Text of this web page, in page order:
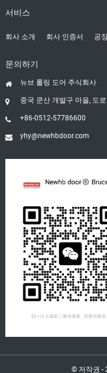
서비스
회사 소개 회사 인증서 공
문의하기
뉴브 롤링 도어 주식회사
중국 쿤산 개발구 마을, 도
+86-0512-57786600
yhy@newhbdoor.com
© 저작권 -